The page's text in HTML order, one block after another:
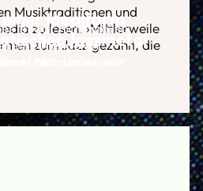
Musiktraditionen und
zu lesen. ›Mittlerweile
zum Jazz gezählt, die
einer Idealform
dem Leiter der
Jazzmetal
Malstrom heißt
ist gar nicht mal so
eine Menge an
Wir stellen vier